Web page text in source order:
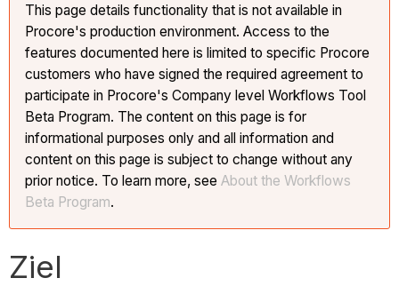
This page details functionality that is not available in
Procore's production environment. Access to the
features documented here is limited to specific Procore
customers who have signed the required agreement to
participate in Procore's Company level Workflows Tool
Beta Program. The content on this page is for
informational purposes only and all information and
content on this page is subject to change without any
prior notice. To learn more, seeAbout the Workflows
Beta Program.
Ziel